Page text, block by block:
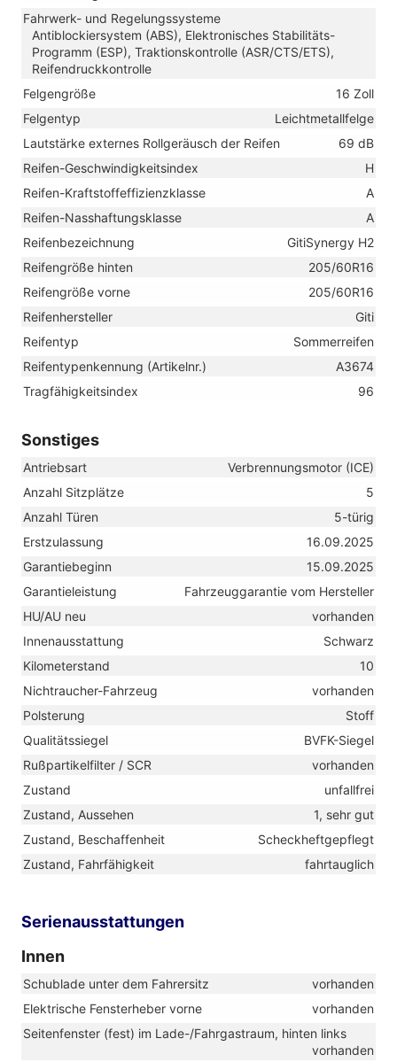
Fahrwerk- und Regelungssysteme
Antiblockiersystem (ABS), Elektronisches Stabilitäts-
Programm (ESP), Traktionskontrolle (ASR/CTS/ETS),
Reifendruckkontrolle
Felgengröße
16 Zoll
Felgentyp
Leichtmetallfelge
Lautstärke externes Rollgeräusch der Reifen
69 dB
Reifen-Geschwindigkeitsindex
H
Reifen-Kraftstoffeffizienzklasse
A
Reifen-Nasshaftungsklasse
A
Reifenbezeichnung
GitiSynergy H2
Reifengröße hinten
205/60R16
Reifengröße vorne
205/60R16
Reifenhersteller
Giti
Reifentyp
Sommerreifen
Reifentypenkennung (Artikelnr.)
A3674
Tragfähigkeitsindex
96
Sonstiges
Antriebsart
Verbrennungsmotor (ICE)
Anzahl Sitzplätze
5
Anzahl Türen
5-türig
Erstzulassung
16.09.2025
Garantiebeginn
15.09.2025
Garantieleistung
Fahrzeuggarantie vom Hersteller
HU/AU neu
vorhanden
Innenausstattung
Schwarz
Kilometerstand
10
Nichtraucher-Fahrzeug
vorhanden
Polsterung
Stoff
Qualitätssiegel
BVFK-Siegel
Rußpartikelfilter / SCR
vorhanden
Zustand
unfallfrei
Zustand, Aussehen
1, sehr gut
Zustand, Beschaffenheit
Scheckheftgepflegt
Zustand, Fahrfähigkeit
fahrtauglich
Serienausstattungen
Innen
Schublade unter dem Fahrersitz
vorhanden
Elektrische Fensterheber vorne
vorhanden
Seitenfenster (fest) im Lade-/Fahrgastraum, hinten links
vorhanden